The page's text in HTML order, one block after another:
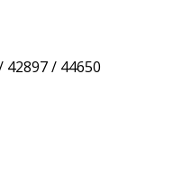
42897 / 44650